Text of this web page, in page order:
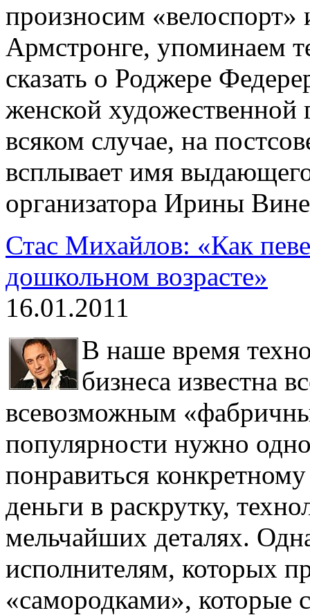
произносим «велоспорт»
Армстронге, упоминаем
сказать о Роджере
женской художественной
всяком случае, на
всплывает имя
организатора Ирины
Стас Михайлов: «Как
дошкольном возрасте»
16.01.2011
В наше время
бизнеса известна
всевозможным
популярности нужно
понравиться
деньги в раскрутку,
мельчайших деталях.
исполнителям, которых
«самородками», которые